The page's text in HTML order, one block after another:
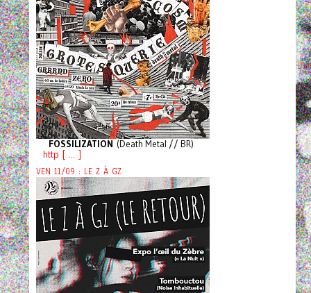
FOSSILIZATION (Death Metal // BR)
http [ ... ]
VEN 11/09 : LE Z À GZ